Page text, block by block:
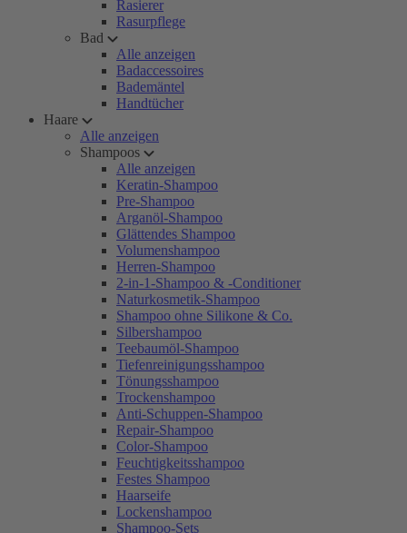
Rasierer
Rasurpflege
Bad
Alle anzeigen
Badaccessoires
Bademäntel
Handtücher
Haare
Alle anzeigen
Shampoos
Alle anzeigen
Keratin-Shampoo
Pre-Shampoo
Arganöl-Shampoo
Glättendes Shampoo
Volumenshampoo
Herren-Shampoo
2-in-1-Shampoo & -Conditioner
Naturkosmetik-Shampoo
Shampoo ohne Silikone & Co.
Silbershampoo
Teebaumöl-Shampoo
Tiefenreinigungsshampoo
Tönungsshampoo
Trockenshampoo
Anti-Schuppen-Shampoo
Repair-Shampoo
Color-Shampoo
Feuchtigkeitsshampoo
Festes Shampoo
Haarseife
Lockenshampoo
Shampoo-Sets